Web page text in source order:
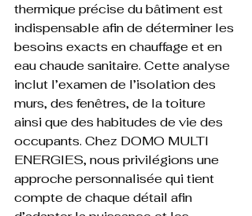
thermique précise du bâtiment est
indispensable afin de déterminer les
besoins exacts en chauffage et en
eau chaude sanitaire. Cette analyse
inclut l’examen de l’isolation des
murs, des fenêtres, de la toiture
ainsi que des habitudes de vie des
occupants. Chez DOMO MULTI
ENERGIES, nous privilégions une
approche personnalisée qui tient
compte de chaque détail afin